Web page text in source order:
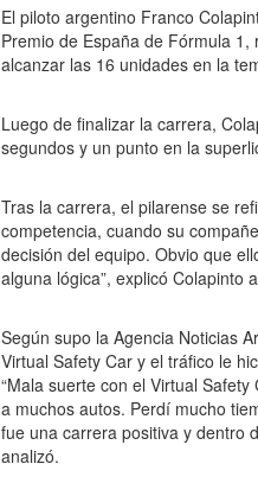
El piloto argentino Franco
Premio de España de Fórmula
alcanzar las 16 unidades en la
Luego de finalizar la carrera,
segundos y un punto en la
Tras la carrera, el pilarense se
competencia, cuando su
decisión del equipo. Obvio que
alguna lógica”, explicó Colapinto
Según supo la Agencia Noticias
Virtual Safety Car y el tráfico le
“Mala suerte con el Virtual
a muchos autos. Perdí mucho
fue una carrera positiva y dentro
analizó.